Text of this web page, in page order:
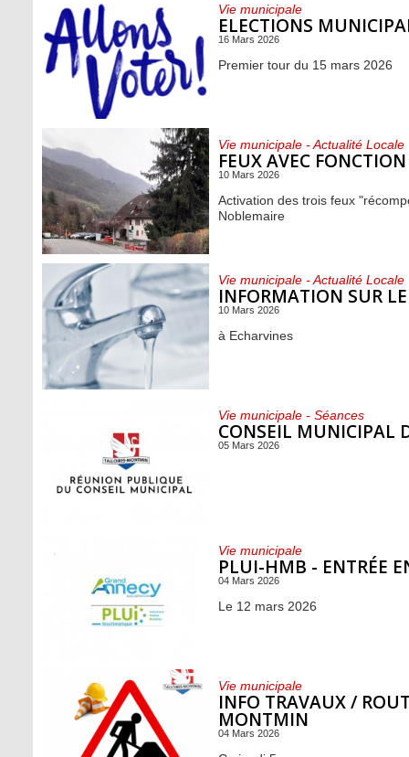
Vie municipale
ELECTIONS
16 Mars 2026
Premier tour du 15 mars 2026
Vie municipale - Actualité Locale
FEUX AVEC
10 Mars 2026
Activation des trois feux
Noblemaire
Vie municipale - Actualité Locale
INFORMATION SUR
10 Mars 2026
à Echarvines
Vie municipale - Séances
CONSEIL MUNICIPAL
05 Mars 2026
Vie municipale
PLUI-HMB - ENTRÉE
04 Mars 2026
Le 12 mars 2026
Vie municipale
INFO TRAVAUX /
MONTMIN
04 Mars 2026